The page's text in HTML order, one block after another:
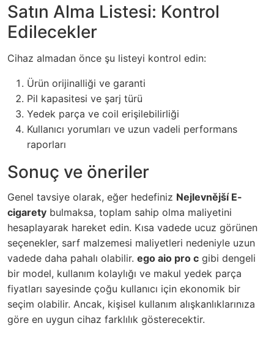
Satın Alma Listesi: Kontrol
Edilecekler
Cihaz almadan önce şu listeyi kontrol edin:
Ürün orijinalliği ve garanti
Pil kapasitesi ve şarj türü
Yedek parça ve coil erişilebilirliği
Kullanıcı yorumları ve uzun vadeli performans
raporları
Sonuç ve öneriler
Genel tavsiye olarak, eğer hedefiniz Nejlevnější E-
cigarety bulmaksa, toplam sahip olma maliyetini
hesaplayarak hareket edin. Kısa vadede ucuz görünen
seçenekler, sarf malzemesi maliyetleri nedeniyle uzun
vadede daha pahalı olabilir. ego aio pro c gibi dengeli
bir model, kullanım kolaylığı ve makul yedek parça
fiyatları sayesinde çoğu kullanıcı için ekonomik bir
seçim olabilir. Ancak, kişisel kullanım alışkanlıklarınıza
göre en uygun cihaz farklılık gösterecektir.